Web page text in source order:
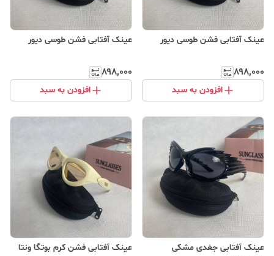
عینک آفتابی فشن طوسی دیور
۸۹۸٬۰۰۰
افزودن به سبد
عینک آفتابی فشن طوسی دیور
۸۹۸٬۰۰۰
افزودن به سبد
عینک آفتابی جغدی مشکی
عینک آفتابی فشن کرم بوتگا ونتا